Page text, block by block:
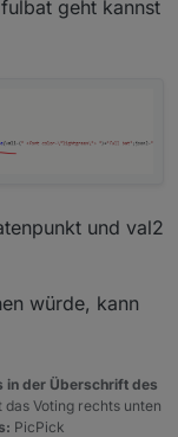
geht kannst
und val2
würde, kann
in der Überschrift des
das Voting rechts unten
PicPick